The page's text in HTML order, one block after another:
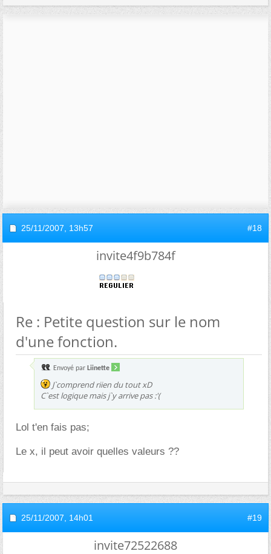
25/11/2007, 13h57 #18
invite4f9b784f
Re : Petite question sur le nom
d'une fonction.
Envoyé par Liinette
J`comprend riien du tout xD
C`est logique mais j`y arrive pas :'(
Lol t'en fais pas;
Le x, il peut avoir quelles valeurs ??
25/11/2007, 14h01 #19
invite72522688